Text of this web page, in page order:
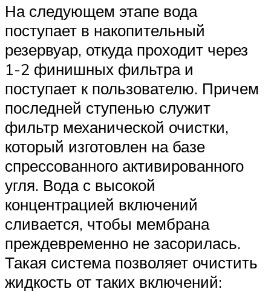
На следующем этапе вода
поступает в накопительный
резервуар, откуда проходит через
1-2 финишных фильтра и
поступает к пользователю. Причем
последней ступенью служит
фильтр механической очистки,
который изготовлен на базе
спрессованного активированного
угля. Вода с высокой
концентрацией включений
сливается, чтобы мембрана
преждевременно не засорилась.
Такая система позволяет очистить
жидкость от таких включений: